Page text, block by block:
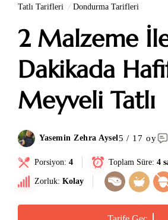
Tatlı Tarifleri Dondurma Tarifleri
2 Malzeme
Dakikada
Meyveli Tatlı
Yasemin Zehra Aysel5 / 17 oy
Porsiyon: 4 Toplam Süre: 4
Zorluk: Kolay